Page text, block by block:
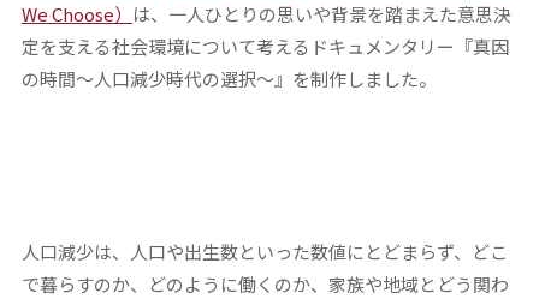
We Choose） は、一人ひとりの思いや背景を踏まえた意思決
定を支える社会環境について考えるドキュメンタリー『真因
の時間～人口減少時代の選択～』を制作しました。
人口減少は、人口や出生数といった数値にとどまらず、どこ
で暮らすのか、どのように働くのか、家族や地域とどう関わ